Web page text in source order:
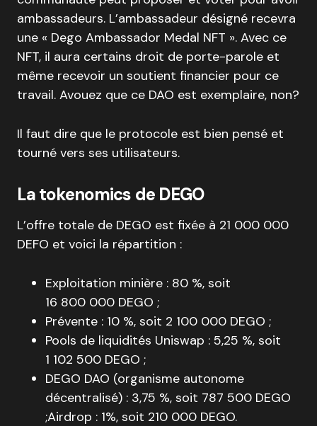
ambassadeurs. L’ambassadeur désigné recevra
une « Dego Ambassador Medal NFT ». Avec ce
NFT, il aura certains droit de porte-parole et
même recevoir un soutient financier pour ce
travail. Avouez que ce DAO est exemplaire, non?
Il faut dire que le protocole est bien pensé et
tourné vers ses utilisateurs.
La tokenomics de DEGO
L’offre totale de DEGO est fixée à 21 000 000
DEFO et voici la répartition :
Exploitation minière : 80 %, soit
16 800 000 DEGO ;
Prévente : 10 %, soit 2 100 000 DEGO ;
Pools de liquidités Uniswap : 5,25 %, soit
1 102 500 DEGO ;
DEGO DAO (organisme autonome
décentralisé) : 3,75 %, soit 787 500 DEGO
;Airdrop : 1%, soit 210 000 DEGO.